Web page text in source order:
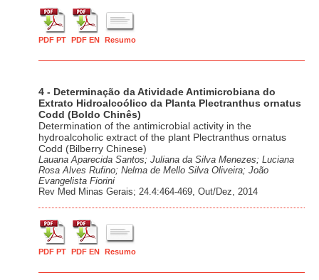
PDF PT PDF EN Resumo
4 - Determinação da Atividade Antimicrobiana do
Extrato Hidroalcoólico da Planta Plectranthus ornatus
Codd (Boldo Chinês)
Determination of the antimicrobial activity in the
hydroalcoholic extract of the plant Plectranthus ornatus
Codd (Bilberry Chinese)
Lauana Aparecida Santos; Juliana da Silva Menezes; Luciana
Rosa Alves Rufino; Nelma de Mello Silva Oliveira; João
Evangelista Fiorini
Rev Med Minas Gerais; 24.4:464-469, Out/Dez, 2014
PDF PT PDF EN Resumo